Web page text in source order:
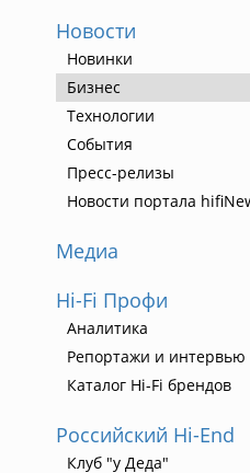
Новости
Новинки
Бизнес
Технологии
События
Пресс-релизы
Новости портала
Медиа
Hi-Fi Профи
Аналитика
Репортажи и интервью
Каталог Hi-Fi брендов
Российский Hi-End
Клуб "у Деда"